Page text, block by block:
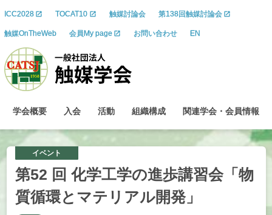
ICC2028 TOCAT10 触媒討論会 第138回触媒討論会
触媒OnTheWeb 会員My page お問い合わせ EN
学会概要 入会 活動 組織構成 関連学会 ・ 会員情報
イベント
第52 回 化学工学の進歩講習会「物
質循環と マテリアル開発」